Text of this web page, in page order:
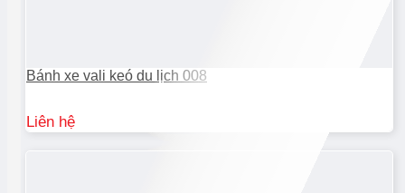
Bánh xe vali keó du lịch 008
Liên hệ